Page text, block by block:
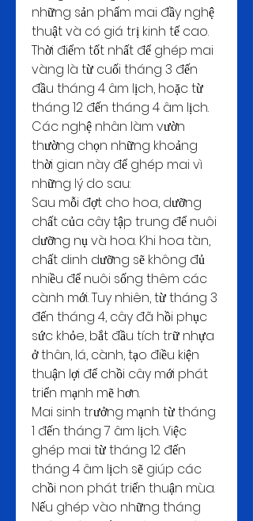
những sản phẩm mai đầy nghệ
thuật và có giá trị kinh tế cao.
Thời điểm tốt nhất để ghép mai
vàng là từ cuối tháng 3 đến
đầu tháng 4 âm lịch, hoặc từ
tháng 12 đến tháng 4 âm lịch.
Các nghệ nhân làm vườn
thường chọn những khoảng
thời gian này để ghép mai vì
những lý do sau:
Sau mỗi đợt cho hoa, dưỡng
chất của cây tập trung để nuôi
dưỡng nụ và hoa. Khi hoa tàn,
chất dinh dưỡng sẽ không đủ
nhiều để nuôi sống thêm các
cành mới. Tuy nhiên, từ tháng 3
đến tháng 4, cây đã hồi phục
sức khỏe, bắt đầu tích trữ nhựa
ở thân, lá, cành, tạo điều kiện
thuận lợi để chồi cây mới phát
triển mạnh mẽ hơn.
Mai sinh trưởng mạnh từ tháng
1 đến tháng 7 âm lịch. Việc
ghép mai từ tháng 12 đến
tháng 4 âm lịch sẽ giúp các
chồi non phát triển thuận mùa.
Nếu ghép vào những tháng